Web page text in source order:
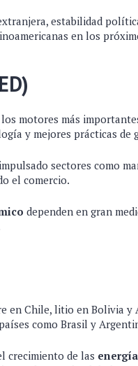
estabilidad
en los
motores más
y mejores prácticas de
sectores como
el comercio.
dependen en gran
en Chile, litio en Bolivia
como Brasil y
crecimiento de las